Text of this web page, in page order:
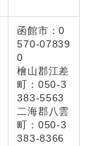
函館市：0
570-07839
0
檜山郡江差
町：050-3
383-5563
二海郡八雲
町：050-3
383-8366